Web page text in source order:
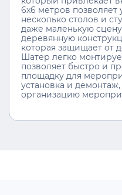
6x6 метров позволяет
несколько столов и
даже маленькую
деревянную
которая защищает от
Шатер легко
позволяет быстро и
площадку для
установка и
организацию